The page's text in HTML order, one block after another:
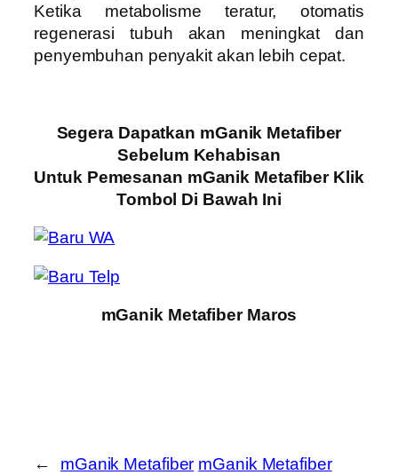
Ketika metabolisme teratur, otomatis
regenerasi tubuh akan meningkat dan
penyembuhan penyakit akan lebih cepat.
Segera Dapatkan mGanik Metafiber
Sebelum Kehabisan
Untuk Pemesanan mGanik Metafiber Klik
Tombol Di Bawah Ini
mGanik Metafiber Maros
←
mGanik Metafiber mGanik Metafiber